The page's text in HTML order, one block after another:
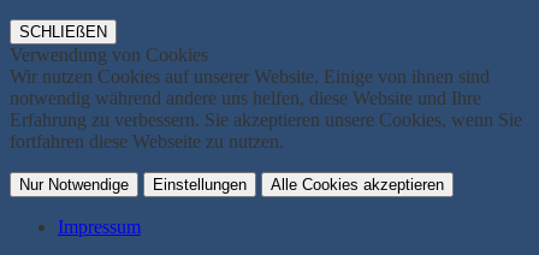
SCHLIEßEN
Verwendung von Cookies
Wir nutzen Cookies auf unserer Website. Einige von ihnen sind
notwendig während andere uns helfen, diese Website und Ihre
Erfahrung zu verbessern. Sie akzeptieren unsere Cookies, wenn Sie
fortfahren diese Webseite zu nutzen.
Nur Notwendige Einstellungen Alle Cookies akzeptieren
Impressum